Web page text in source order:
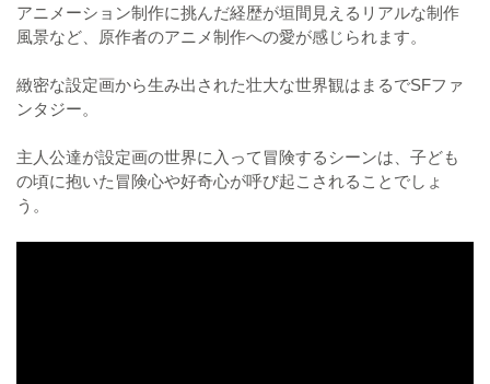
アニメーション制作に挑んだ経歴が垣間見えるリアルな制作
風景など、原作者のアニメ制作への愛が感じられます。
緻密な設定画から生み出された壮大な世界観はまるでSFファ
ンタジー。
主人公達が設定画の世界に入って冒険するシーンは、子ども
の頃に抱いた冒険心や好奇心が呼び起こされることでしょ
う。